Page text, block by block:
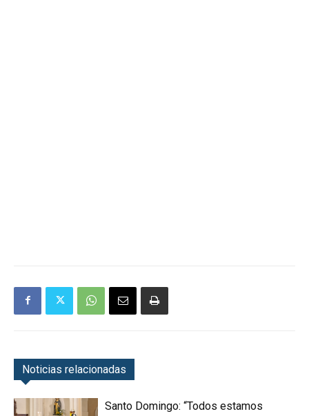
Noticias relacionadas
Santo Domingo: “Todos estamos